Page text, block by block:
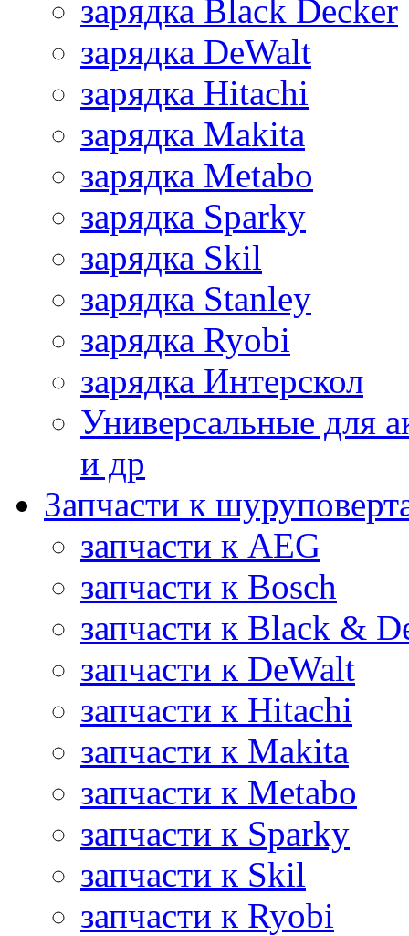
зарядка Black Decker
зарядка DeWalt
зарядка Hitachi
зарядка Makita
зарядка Metabo
зарядка Sparky
зарядка Skil
зарядка Stanley
зарядка Ryobi
зарядка Интерскол
Универсальные для
и др
Запчасти к
запчасти к AEG
запчасти к Bosch
запчасти к Black &
запчасти к DeWalt
запчасти к Hitachi
запчасти к Makita
запчасти к Metabo
запчасти к Sparky
запчасти к Skil
запчасти к Ryobi